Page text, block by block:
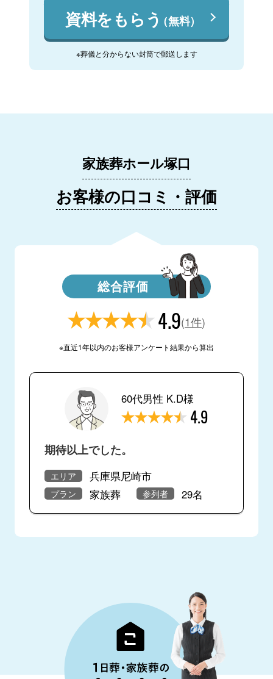
資料をもらう（無料）
※葬儀と分からない封筒で郵送します
家族葬ホール塚口
お客様の口コミ・評価
総合評価
4.9(1件)
※直近1年以内のお客様アンケート結果から算出
60代男性 K.D様
4.9
期待以上でした。
エリア 兵庫県尼崎市
プラン 家族葬 参列者 29名